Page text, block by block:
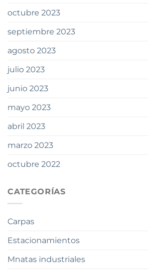
octubre 2023
septiembre 2023
agosto 2023
julio 2023
junio 2023
mayo 2023
abril 2023
marzo 2023
octubre 2022
CATEGORÍAS
Carpas
Estacionamientos
Mnatas industriales